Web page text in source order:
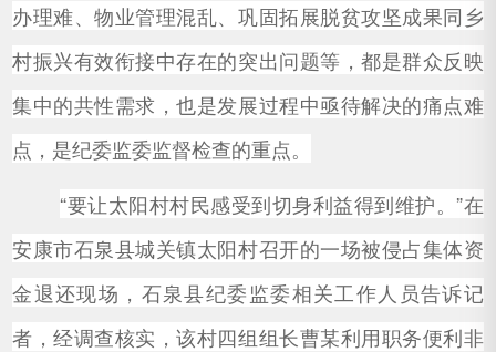
办理难、物业管理混乱、巩固拓展脱贫攻坚成果同乡
村振兴有效衔接中存在的突出问题等，都是群众反映
集中的共性需求，也是发展过程中亟待解决的痛点难
点，是纪委监委监督检查的重点。
“要让太阳村村民感受到切身利益得到维护。”在
安康市石泉县城关镇太阳村召开的一场被侵占集体资
金退还现场，石泉县纪委监委相关工作人员告诉记
者，经调查核实，该村四组组长曹某利用职务便利非